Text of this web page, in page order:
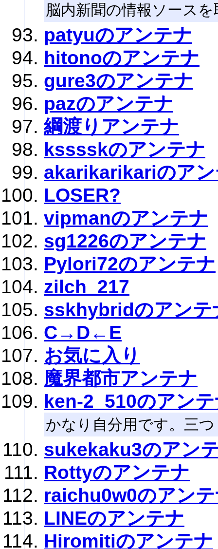
脳内新聞の情報ソース
patyuのアンテナ
hitonoのアンテナ
gure3のアンテナ
pazのアンテナ
綱渡りアンテナ
ksssskのアンテナ
akarikarikariのア
LOSER?
vipmanのアンテナ
sg1226のアンテナ
Pylori72のアンテナ
zilch_217
sskhybridのアンテ
C→D←E
お気に入り
魔界都市アンテナ
ken-2_510のアン
かなり自分用です。三
sukekaku3のアン
Rottyのアンテナ
raichu0w0のアン
LINEのアンテナ
Hiromitiのアンテナ